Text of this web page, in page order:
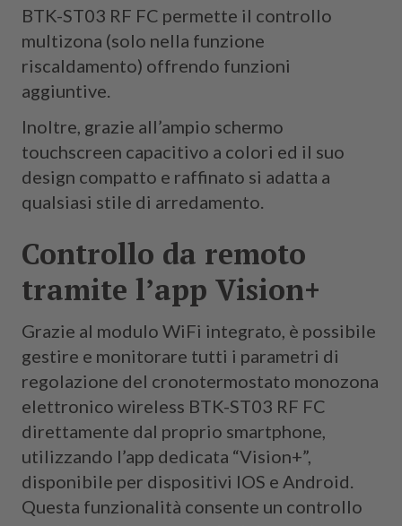
BTK-ST03 RF FC permette il controllo
multizona (solo nella funzione
riscaldamento) offrendo funzioni
aggiuntive.
Inoltre, grazie all’ampio schermo
touchscreen capacitivo a colori ed il suo
design compatto e raffinato si adatta a
qualsiasi stile di arredamento.
Controllo da remoto
tramite l’app Vision+
Grazie al modulo WiFi integrato, è possibile
gestire e monitorare tutti i parametri di
regolazione del cronotermostato monozona
elettronico wireless BTK-ST03 RF FC
direttamente dal proprio smartphone,
utilizzando l’app dedicata “Vision+”,
disponibile per dispositivi IOS e Android.
Questa funzionalità consente un controllo